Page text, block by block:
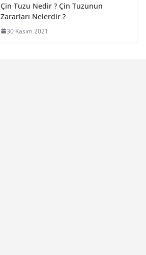
Çin Tuzu Nedir ? Çin Tuzunun
Zararları Nelerdir ?
30 Kasım 2021